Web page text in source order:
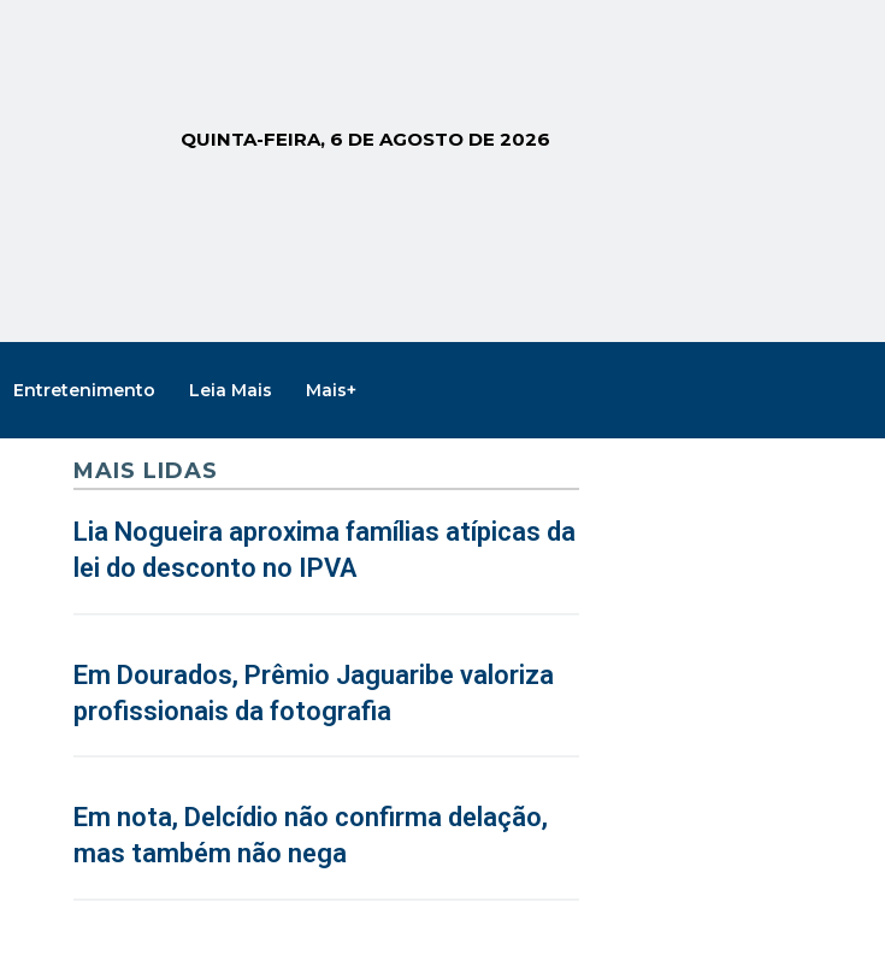
QUINTA-FEIRA, 6 DE AGOSTO DE 2026
Entretenimento Leia Mais Mais+
MAIS LIDAS
Lia Nogueira aproxima famílias atípicas da
lei do desconto no IPVA
Em Dourados, Prêmio Jaguaribe valoriza
profissionais da fotografia
Em nota, Delcídio não confirma delação,
mas também não nega